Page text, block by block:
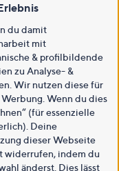
du damit
mit
& profilbildende
zu Analyse- &
Wir nutzen diese für
Wenn du dies
(für essenzielle
Deine
dieser Webseite
widerrufen, indem du
änderst. Dies lässt